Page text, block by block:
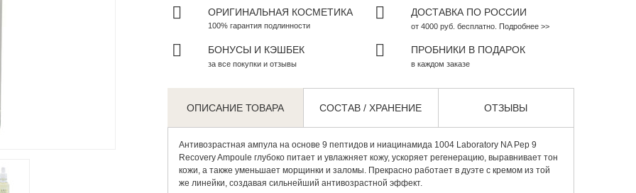
ОРИГИНАЛЬНАЯ КОСМЕТИКА
100% гарантия подлинности
ДОСТАВКА ПО РОССИИ
от 4000 руб. бесплатно. Подробнее >>
БОНУСЫ И КЭШБЕК
за все покупки и отзывы
ПРОБНИКИ В ПОДАРОК
в каждом заказе
ОПИСАНИЕ ТОВАРА СОСТАВ / ХРАНЕНИЕ ОТЗЫВЫ
Антивозрастная ампула на основе 9 пептидов и ниацинамида1004 Laboratory NA Pep 9
Recovery Ampoule глубоко питает и увлажняет кожу, ускоряет регенерацию, выравнивает тон
кожи, а также уменьшает морщинки и заломы. Прекрасно работает в дуэте с кремом из той
же линейки, создавая сильнейший антивозрастной эффект.